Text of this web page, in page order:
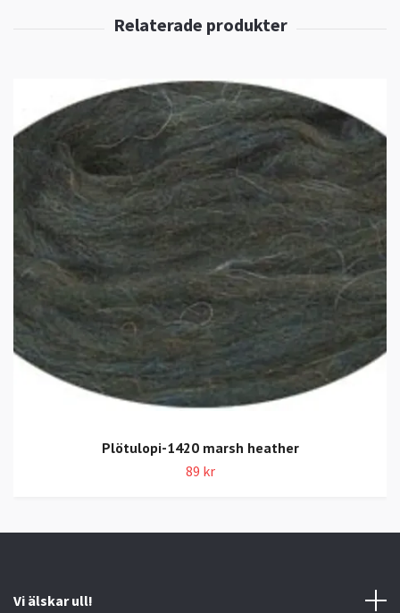
Plötulopi-1420 marsh heather
89 kr
Vi älskar ull!